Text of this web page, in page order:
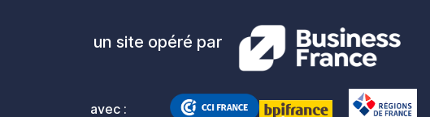
un site opéré par
avec :